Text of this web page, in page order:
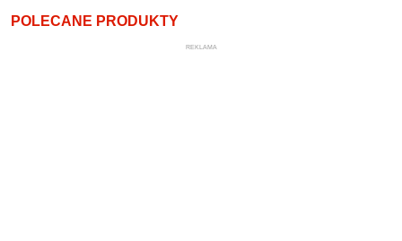
POLECANE PRODUKTY
REKLAMA